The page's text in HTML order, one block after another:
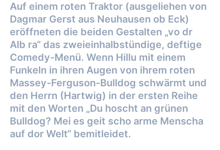
Auf einem roten Traktor (ausgeliehen von
Dagmar Gerst aus Neuhausen ob Eck)
eröffneten die beiden Gestalten „vo dr
Alb ra“ das zweieinhalbstündige, deftige
Comedy-Menü. Wenn Hillu mit einem
Funkeln in ihren Augen von ihrem roten
Massey-Ferguson-Bulldog schwärmt und
den Herrn (Hartwig) in der ersten Reihe
mit den Worten „Du hoscht an grünen
Bulldog? Mei es geit scho arme Menscha
auf dor Welt“ bemitleidet.